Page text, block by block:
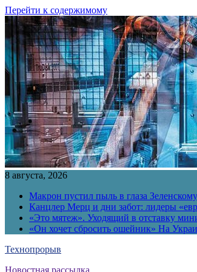
Перейти к содержимому
8 августа, 2026
Макрон пустил пыль в глаза
Канцлер Мерц и дни забот: лидеры
«Это мятеж». Уходящий в отставку
«Он хочет сбросить ошейник» На
Технопрорыв
Новостная рассылка